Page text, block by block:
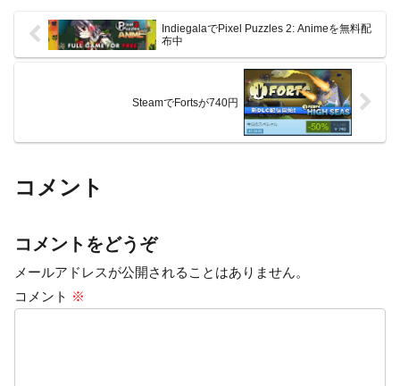
IndiegalaでPixel Puzzles 2: Animeを無料配
布中
SteamでFortsが740円
コメント
コメントをどうぞ
メールアドレスが公開されることはありません。
コメント ※